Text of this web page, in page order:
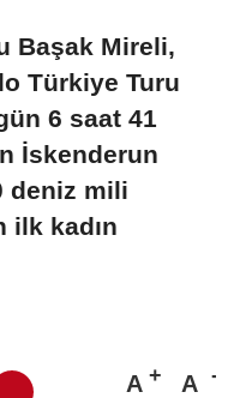
Başak Mireli,
Türkiye Turu
6 saat 41
İskenderun
deniz mili
ilk kadın
A A